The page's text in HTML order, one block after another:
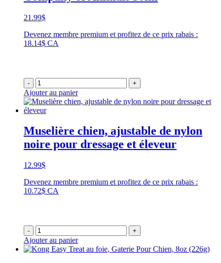
21.99$
Devenez membre premium et profitez de ce prix rabais :
18.14$ CA
- +
Ajouter au panier
Muselière chien, ajustable de nylon
noire pour dressage et éleveur
12.99$
Devenez membre premium et profitez de ce prix rabais :
10.72$ CA
- +
Ajouter au panier